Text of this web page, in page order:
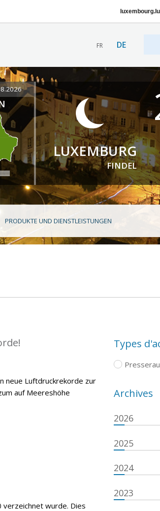
luxembourg.lu
FR DE
LUXEMBURG
FINDEL
PRODUKTE UND DIENSTLEISTUNGEN
neue Luftdruckrekorde zur
auf Meereshöhe
wurde. Dies
Types
Archives
2026
2025
2024
2023